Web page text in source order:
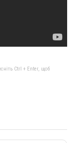
Ctrl + Enter, щоб